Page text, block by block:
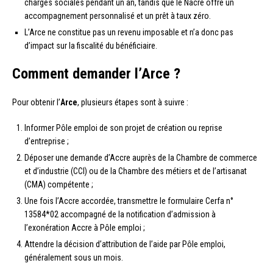
charges sociales pendant un an, tandis que le Nacre offre un
accompagnement personnalisé et un prêt à taux zéro.
L’Arce ne constitue pas un revenu imposable et n’a donc pas
d’impact sur la fiscalité du bénéficiaire.
Comment demander l’Arce ?
Pour obtenir l’Arce, plusieurs étapes sont à suivre :
Informer Pôle emploi de son projet de création ou reprise
d’entreprise ;
Déposer une demande d’Accre auprès de la Chambre de commerce
et d’industrie (CCI) ou de la Chambre des métiers et de l’artisanat
(CMA) compétente ;
Une fois l’Accre accordée, transmettre le formulaire Cerfa n°
13584*02 accompagné de la notification d’admission à
l’exonération Accre à Pôle emploi ;
Attendre la décision d’attribution de l’aide par Pôle emploi,
généralement sous un mois.